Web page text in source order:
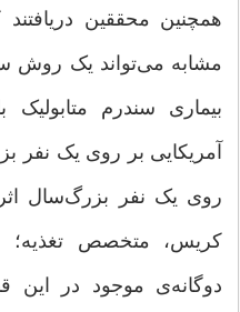
همچنین محققین
مشابه می‌تواند یک روش
روی یک نفر بزرگ‌سال
کریس، متخصص تغذیه؛
دوگانه‌ی موجود در این